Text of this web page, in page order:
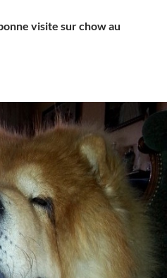
visite sur chow au